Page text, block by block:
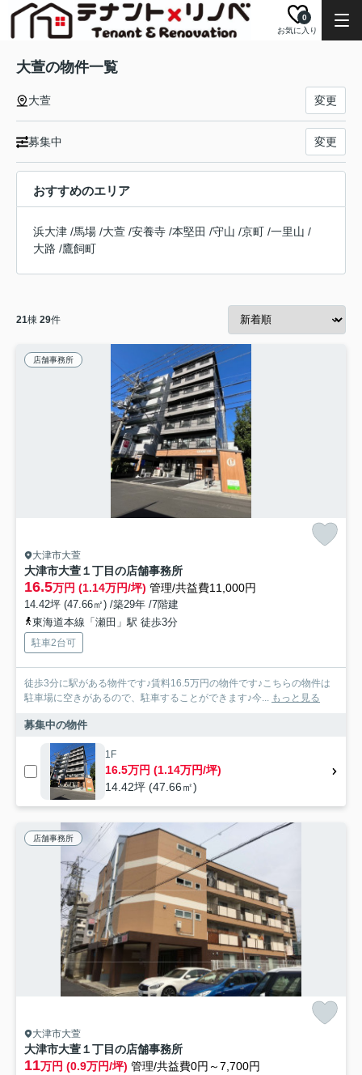
お気に入り
0
大萱の物件一覧
大萱 変更
募集中 変更
おすすめのエリア
浜大津 /馬場 /大萱 /安養寺 /本堅田 /守山 /京町 /一里山 /
大路 /鷹飼町
21棟 29件
店舗事務所
大津市大萱
大津市大萱１丁目の店舗事務所
16.5万円 (1.14万円/坪) 管理/共益費11,000円
14.42坪 (47.66㎡) /築29年 /7階建
東海道本線「瀬田」駅 徒歩3分
駐車2台可
徒歩3分に駅がある物件です♪賃料16.5万円の物件です♪こちらの物件は
駐車場に空きがあるので、駐車することができます♪今... もっと見る
募集中の物件
1F
16.5万円 (1.14万円/坪)
14.42坪 (47.66㎡)
店舗事務所
大津市大萱
大津市大萱１丁目の店舗事務所
11万円 (0.9万円/坪) 管理/共益費0円～7,700円